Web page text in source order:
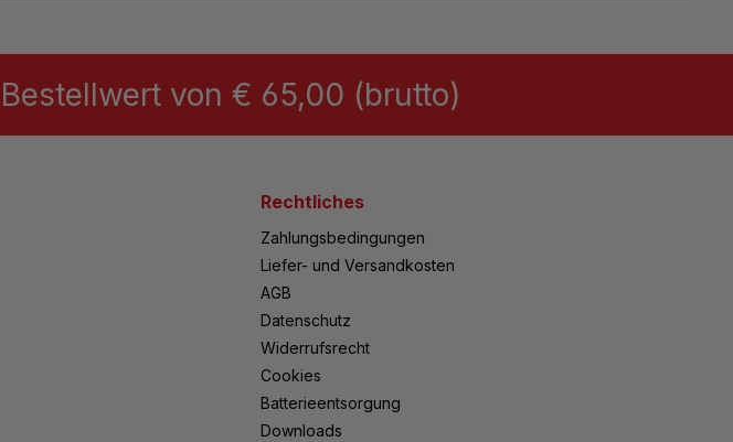
von € 65,00 (brutto)
Rechtliches
Zahlungsbedingungen
Liefer- und Versandkosten
AGB
Datenschutz
Widerrufsrecht
Cookies
Batterieentsorgung
Downloads